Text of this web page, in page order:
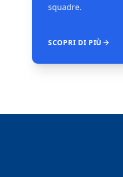
squadre.
SCOPRI DI PIÙ